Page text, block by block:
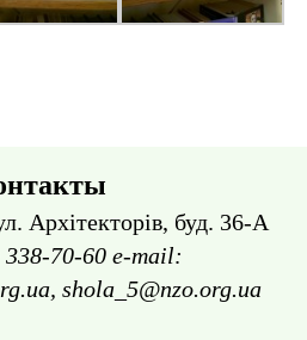
Архітекторів, буд. 36-А
70-60 e-mail:
shola_5@nzo.org.ua